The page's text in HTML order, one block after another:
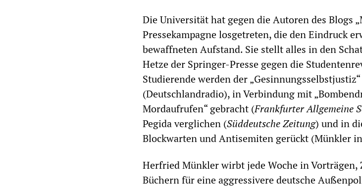
Die Universität hat gegen die Autoren des Blogs
Pressekampagne losgetreten, die den Eindruck
bewaffneten Aufstand. Sie stellt alles in den
Hetze der Springer-Presse gegen die
Studierende werden der
(Deutschlandradio), in Verbindung mit
Mordaufrufen“ gebracht (Frankfurter Allgemeine
Pegida verglichen (Süddeutsche Zeitung) und in
Blockwarten und Antisemiten gerückt (Münkler
Herfried Münkler wirbt jede Woche in
Büchern für eine aggressivere deutsche